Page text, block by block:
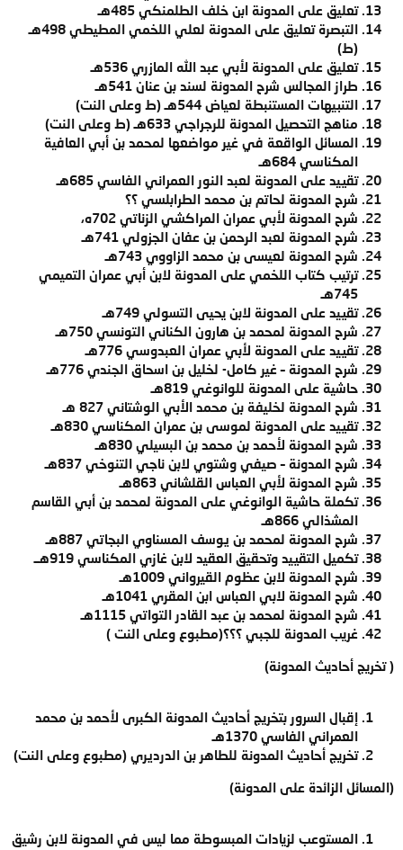
تعليق على المدونة ابن خلف الطلمنكي 485هـ
التبصرة تعليق على المدونة لعلي اللخمي المطيطي 498هـ
(ط)
تعليق على المدونة لأبي عبد الله المازري 536هـ
طراز المجالس شرح المدونة لسند بن عنان 541هـ
التنبيهات المستنبطة لعياض 544هـ (ط وعلى النت)
مناهج التحصيل المدونة للرجراجي 633هـ (ط وعلى النت)
المسائل الواقعة في غير مواضعها لمحمد بن أبي العافية
المكناسي 684هـ
تقييد على المدونة لعبد النور العمراني الفاسي 685هـ
شرح المدونة لحاتم بن محمد الطرابلسي ؟؟
شرح المدونة لأبي عمران المراكشي الزناتي 702ه،
شرح المدونة لعبد الرحمن بن عفان الجزولي 741هـ
شرح المدونة لعيسى بن محمد الزاووي 743هـ
ترتيب كتاب اللخمي على المدونة لابن أبي عمران التميمي
745هـ
تقييد على المدونة لابن يحيى التسولي 749هـ
شرح المدونة لمحمد بن هارون الكناني التونسي 750هـ
تقييد على المدونة لأبي عمران العبدوسي 776هـ
شرح المدونة –غير كامل- لخليل بن اسحاق الجندي 776هـ
حاشية على المدونة للوانوغي 819هـ
شرح المدونة لخليفة بن محمد الأبي الوشتاني 827 هـ
تقييد على المدونة لموسى بن عمران المكناسي 830هـ
شرح المدونة لأحمد بن محمد بن البسيلي 830هـ
شرح المدونة –صيفي وشتوي لابن ناجي التنوخي 837هـ
شرح المدونة لأبي العباس القلشاني 863هـ
تكملة حاشية الوانوغي على المدونة لمحمد بن أبي القاسم
المشذالي 866هـ
شرح المدونة لمحمد بن يوسف المسناوي البجاتي 887هـ
تكميل التقييد وتحقيق العقيد لابن غازي المكناسي 919هــ
شرح المدونة لابن عظوم القيرواني 1009هـ
شرح المدونة لابي العباس ابن المقري 1041هـ
شرح المدونة لمحمد بن عبد القادر التواتي 1115هـ
غريب المدونة للجبي ؟؟؟(مطبوع وعلى النت )
( تخريج أحاديث المدونة)
إقبال السرور بتخريج أحاديث المدونة الكبرى لأحمد بن محمد
العمراني الفاسي 1370هـ
تخريج أحاديث المدونة للطاهر بن الدرديري (مطبوع وعلى النت)
(المسائل الزائدة على المدونة)
المستوعب لزيادات المبسوطة مما ليس في المدونة لابن رشيق